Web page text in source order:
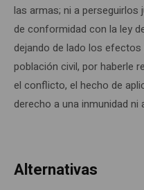
las armas; ni a
de conformidad con la ley
dejando de lado los
población civil, por haberle
el conflicto, el hecho de
derecho a una inmunidad
Alternativas